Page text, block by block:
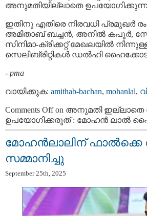
അനുമതിയില്ലാതെ
ഇതിനു എതിരെ നിരവധി പ്രമുഖർ
അമിതാബ് ബച്ചൻ, അനിൽ കപൂർ,
സിനിമാ-ക്രിക്കറ്റ് മേഖലയില്‍
സെലിബ്രിറ്റികള്‍ ഡല്‍ഹി
- pma
വായിക്കുക: amithab-bachan, mohanlal,
Comments Offon അനുമതി ഇല്ലാതെ
ഉപയോഗിക്കരുത് : മോഹന്‍ ലാല്‍
മോഹൻലാലിന്
സമ്മാനിച്ചു
September 25th, 2025